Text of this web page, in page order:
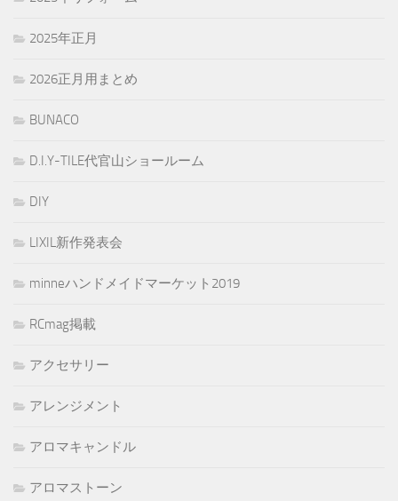
2025年正月
2026正月用まとめ
BUNACO
D.I.Y-TILE代官山ショールーム
DIY
LIXIL新作発表会
minneハンドメイドマーケット2019
RCmag掲載
アクセサリー
アレンジメント
アロマキャンドル
アロマストーン